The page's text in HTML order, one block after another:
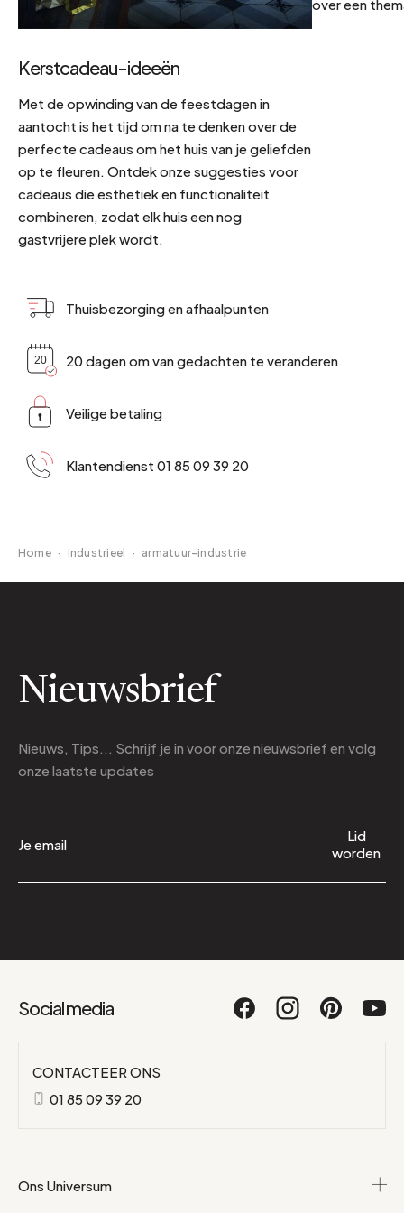
Kerstcadeau-ideeën
Met de opwinding van de feestdagen in
aantocht is het tijd om na te denken over de
perfecte cadeaus om het huis van je geliefden
op te fleuren. Ontdek onze suggesties voor
cadeaus die esthetiek en functionaliteit
combineren, zodat elk huis een nog
gastvrijere plek wordt.
over een
Thuisbezorging en afhaalpunten
20 dagen om van gedachten te veranderen
Veilige betaling
Klantendienst 01 85 09 39 20
Home · industrieel · armatuur-industrie
Nieuwsbrief
Nieuws, Tips... Schrijf je in voor onze nieuwsbrief en volg
onze laatste updates
Lid
worden
Social media
CONTACTEER ONS
01 85 09 39 20
Ons Universum